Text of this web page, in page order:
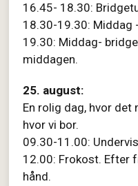
16.45- 18.30:
18.30-19.30: Middag
19.30: Middag-
middagen.
25. august:
En rolig dag, hvor
hvor vi bor.
09.30-11.00:
12.00: Frokost. Efter
hånd.